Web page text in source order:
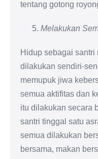
tentang gotong
Melakukan
Hidup sebagai santri
dilakukan sendiri-
memupuk jiwa
semua aktifitas dan
itu dilakukan secara
santri tinggal satu
semua dilakukan
bersama, makan